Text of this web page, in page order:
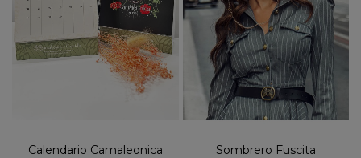
Calendario Camaleonica
Sombrero Fuscita